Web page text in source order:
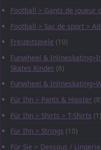
Football > Gants de joueur
Football > Sac de sport >
Freizeitspiele (10)
Funwheel &
Skates Kinder (6)
Funwheel &
Für Ihn > Pants & Hipster (8)
Für Ihn > Shirts > T-Shirts (1)
Für Ihn > Strings (10)
Für Sie > Dessous /